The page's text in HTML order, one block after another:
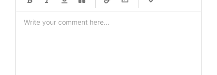
-
-
-
-